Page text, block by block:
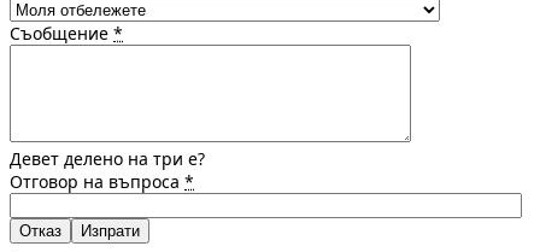
Съобщение *
Девет делено на три е?
Отговор на въпроса *
Отказ